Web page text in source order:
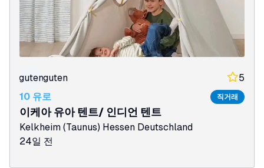
gutenguten
5
10 유로
직거래
이케아 유아 텐트/ 인디언 텐트
Kelkheim (Taunus) Hessen Deutschland
24일 전